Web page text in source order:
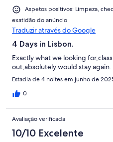
Aspetos positivos: Limpeza,
exatidão do anúncio
Traduzir através do Google
4 Days in Lisbon.
Exactly what we looking
out,absolutely would stay again.
Estadia de 4 noites em junho de
0
Avaliação verificada
10/10 Excelente